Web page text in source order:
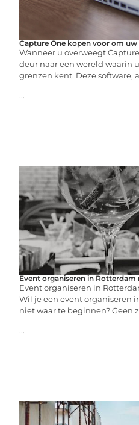
Capture One kopen voor om
Wanneer u overweegt
deur naar een wereld waarin
grenzen kent. Deze software,
...
Event organiseren in
Event organiseren in
Wil je een event organiseren
niet waar te beginnen? Geen
...